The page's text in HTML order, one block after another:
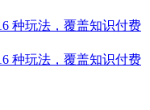
种玩法，覆盖知识付费
种玩法，覆盖知识付费